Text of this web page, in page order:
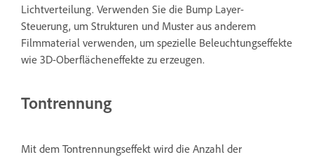
Lichtverteilung. Verwenden Sie die Bump Layer-
Steuerung, um Strukturen und Muster aus anderem
Filmmaterial verwenden, um spezielle Beleuchtungseffekte
wie 3D-Oberflächeneffekte zu erzeugen.
Tontrennung
Mit dem Tontrennungseffekt wird die Anzahl der